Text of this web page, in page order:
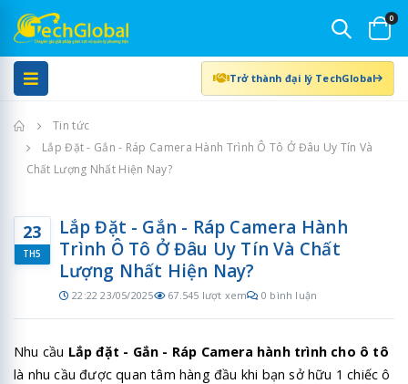
0
Trở thành đại lý TechGlobal
Trang chủ
Tin tức
Lắp Đặt - Gắn - Ráp Camera Hành Trình Ô Tô Ở Đâu Uy Tín Và
Chất Lượng Nhất Hiện Nay?
23
TH5
Lắp Đặt - Gắn - Ráp Camera Hành
Trình Ô Tô Ở Đâu Uy Tín Và Chất
Lượng Nhất Hiện Nay?
22:22 23/05/2025 67.545 lượt xem 0 bình luận
Nhu cầu Lắp đặt - Gắn - Ráp Camera hành trình cho ô tô
là nhu cầu được quan tâm hàng đầu khi bạn sở hữu 1 chiếc ô